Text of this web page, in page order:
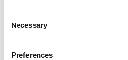
Selection
Necessary
Preferences
antes mesmo de começar.